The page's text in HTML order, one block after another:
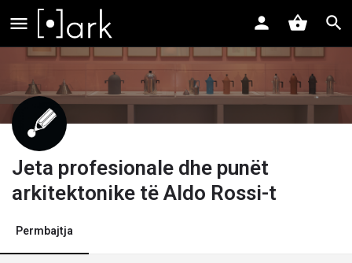
Jeta profesionale dhe punët
arkitektonike të Aldo Rossi-t
Permbajtja